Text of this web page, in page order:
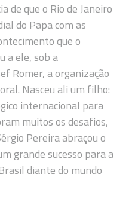
de que o Rio de Janeiro
do Papa com as
que o
a ele, sob a
Romer, a organização
Nasceu ali um filho:
internacional para
muitos os desafios,
Pereira abraçou o
grande sucesso para a
diante do mundo